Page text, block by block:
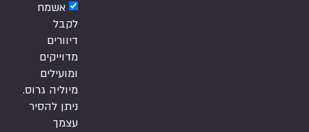
אשמח
לקבל
דיוורים
מדוייקים
ומועילים
מיוליה גרוס.
ניתן להסיר
עצמך